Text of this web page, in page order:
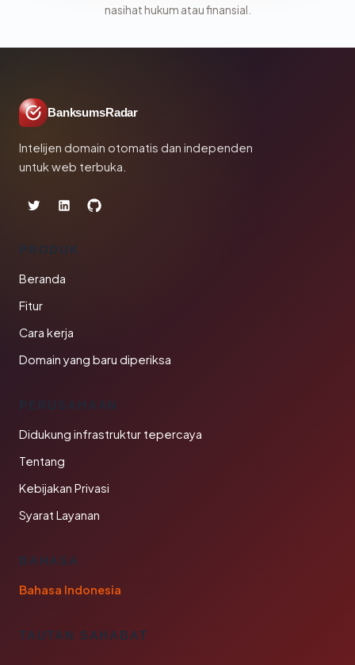
nasihat hukum atau finansial.
BanksumsRadar
Intelijen domain otomatis dan independen
untuk web terbuka.
PRODUK
Beranda
Fitur
Cara kerja
Domain yang baru diperiksa
PERUSAHAAN
Didukung infrastruktur tepercaya
Tentang
Kebijakan Privasi
Syarat Layanan
BAHASA
Bahasa Indonesia
TAUTAN SAHABAT